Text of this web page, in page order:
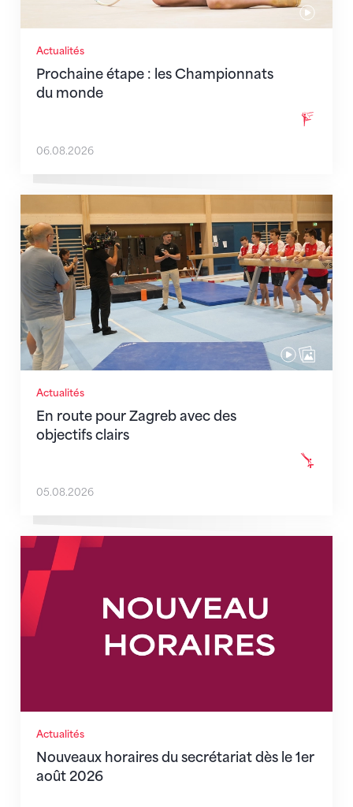
Actualités
Prochaine étape : les Championnats
du monde
06.08.2026
Actualités
En route pour Zagreb avec des
objectifs clairs
En route pour Zagreb avec des objectifs clairs
05.08.2026
Actualités
Nouveaux horaires du secrétariat dès le 1er
août 2026
Nouveaux horaires du secrétariat dès le 1er août